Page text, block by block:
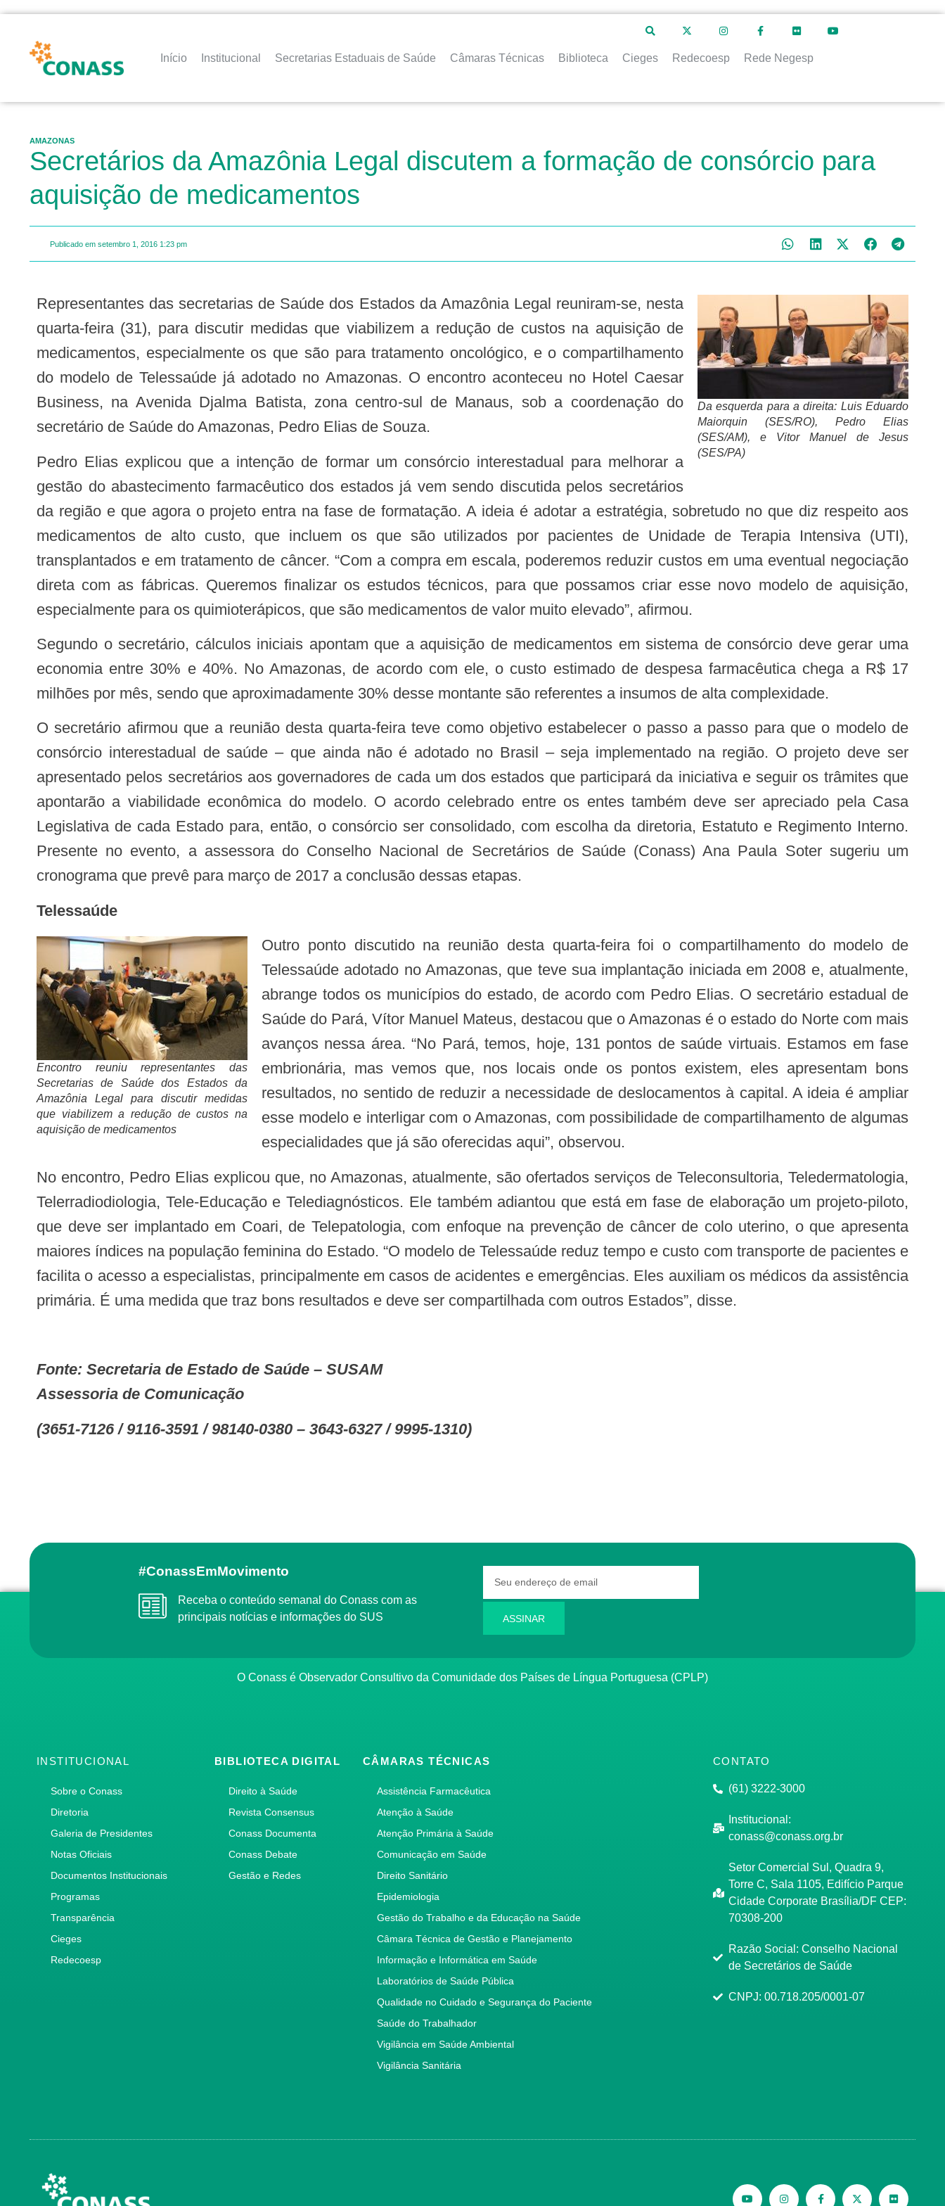
Início Institucional Secretarias Estaduais de Saúde Câmaras Técnicas Biblioteca Cieges Redecoesp Rede Negesp
AMAZONAS
Secretários da Amazônia Legal discutem a formação de consórcio para
aquisição de medicamentos
Publicado em setembro 1, 2016 1:23 pm
Da esquerda para a direita: Luis Eduardo
Maiorquin (SES/RO), Pedro Elias
(SES/AM), e Vitor Manuel de Jesus
(SES/PA)
Representantes das secretarias de Saúde dos Estados da Amazônia Legal reuniram-se, nesta
quarta-feira (31), para discutir medidas que viabilizem a redução de custos na aquisição de
medicamentos, especialmente os que são para tratamento oncológico, e o compartilhamento
do modelo de Telessaúde já adotado no Amazonas. O encontro aconteceu no Hotel Caesar
Business, na Avenida Djalma Batista, zona centro-sul de Manaus, sob a coordenação do
secretário de Saúde do Amazonas, Pedro Elias de Souza.
Pedro Elias explicou que a intenção de formar um consórcio interestadual para melhorar a
gestão do abastecimento farmacêutico dos estados já vem sendo discutida pelos secretários
da região e que agora o projeto entra na fase de formatação. A ideia é adotar a estratégia, sobretudo no que diz respeito aos
medicamentos de alto custo, que incluem os que são utilizados por pacientes de Unidade de Terapia Intensiva (UTI),
transplantados e em tratamento de câncer. “Com a compra em escala, poderemos reduzir custos em uma eventual negociação
direta com as fábricas. Queremos finalizar os estudos técnicos, para que possamos criar esse novo modelo de aquisição,
especialmente para os quimioterápicos, que são medicamentos de valor muito elevado”, afirmou.
Segundo o secretário, cálculos iniciais apontam que a aquisição de medicamentos em sistema de consórcio deve gerar uma
economia entre 30% e 40%. No Amazonas, de acordo com ele, o custo estimado de despesa farmacêutica chega a R$ 17
milhões por mês, sendo que aproximadamente 30% desse montante são referentes a insumos de alta complexidade.
O secretário afirmou que a reunião desta quarta-feira teve como objetivo estabelecer o passo a passo para que o modelo de
consórcio interestadual de saúde – que ainda não é adotado no Brasil – seja implementado na região. O projeto deve ser
apresentado pelos secretários aos governadores de cada um dos estados que participará da iniciativa e seguir os trâmites que
apontarão a viabilidade econômica do modelo. O acordo celebrado entre os entes também deve ser apreciado pela Casa
Legislativa de cada Estado para, então, o consórcio ser consolidado, com escolha da diretoria, Estatuto e Regimento Interno.
Presente no evento, a assessora do Conselho Nacional de Secretários de Saúde (Conass) Ana Paula Soter sugeriu um
cronograma que prevê para março de 2017 a conclusão dessas etapas.
Telessaúde
Encontro reuniu representantes das
Secretarias de Saúde dos Estados da
Amazônia Legal para discutir medidas
que viabilizem a redução de custos na
aquisição de medicamentos
Outro ponto discutido na reunião desta quarta-feira foi o compartilhamento do modelo de
Telessaúde adotado no Amazonas, que teve sua implantação iniciada em 2008 e, atualmente,
abrange todos os municípios do estado, de acordo com Pedro Elias. O secretário estadual de
Saúde do Pará, Vítor Manuel Mateus, destacou que o Amazonas é o estado do Norte com mais
avanços nessa área. “No Pará, temos, hoje, 131 pontos de saúde virtuais. Estamos em fase
embrionária, mas vemos que, nos locais onde os pontos existem, eles apresentam bons
resultados, no sentido de reduzir a necessidade de deslocamentos à capital. A ideia é ampliar
esse modelo e interligar com o Amazonas, com possibilidade de compartilhamento de algumas
especialidades que já são oferecidas aqui”, observou.
No encontro, Pedro Elias explicou que, no Amazonas, atualmente, são ofertados serviços de Teleconsultoria, Teledermatologia,
Telerradiodiologia, Tele-Educação e Telediagnósticos. Ele também adiantou que está em fase de elaboração um projeto-piloto,
que deve ser implantado em Coari, de Telepatologia, com enfoque na prevenção de câncer de colo uterino, o que apresenta
maiores índices na população feminina do Estado. “O modelo de Telessaúde reduz tempo e custo com transporte de pacientes e
facilita o acesso a especialistas, principalmente em casos de acidentes e emergências. Eles auxiliam os médicos da assistência
primária. É uma medida que traz bons resultados e deve ser compartilhada com outros Estados”, disse.
Fonte: Secretaria de Estado de Saúde – SUSAM
Assessoria de Comunicação
(3651-7126 / 9116-3591 / 98140-0380 – 3643-6327 / 9995-1310)
#ConassEmMovimento
Receba o conteúdo semanal do Conass com as
principais notícias e informações do SUS
ASSINAR
O Conass é Observador Consultivo da Comunidade dos Países de Língua Portuguesa (CPLP)
INSTITUCIONAL
Sobre o Conass
Diretoria
Galeria de Presidentes
Notas Oficiais
Documentos Institucionais
Programas
Transparência
Cieges
Redecoesp
BIBLIOTECA DIGITAL
Direito à Saúde
Revista Consensus
Conass Documenta
Conass Debate
Gestão e Redes
CÂMARAS TÉCNICAS
Assistência Farmacêutica
Atenção à Saúde
Atenção Primária à Saúde
Comunicação em Saúde
Direito Sanitário
Epidemiologia
Gestão do Trabalho e da Educação na Saúde
Câmara Técnica de Gestão e Planejamento
Informação e Informática em Saúde
Laboratórios de Saúde Pública
Qualidade no Cuidado e Segurança do Paciente
Saúde do Trabalhador
Vigilância em Saúde Ambiental
Vigilância Sanitária
CONTATO
(61) 3222-3000
Institucional:
conass@conass.org.br
Setor Comercial Sul, Quadra 9,
Torre C, Sala 1105, Edifício Parque
Cidade Corporate Brasília/DF CEP:
70308-200
Razão Social: Conselho Nacional
de Secretários de Saúde
CNPJ: 00.718.205/0001-07